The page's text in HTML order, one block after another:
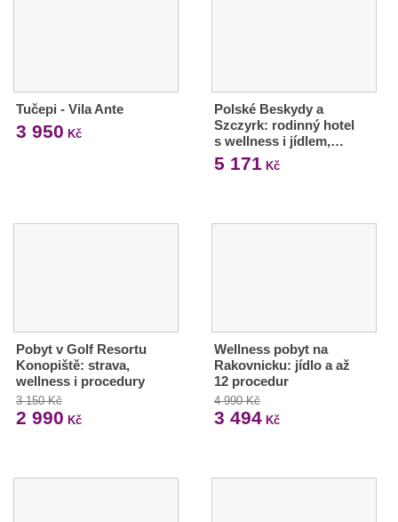
Tučepi - Vila Ante
3 950 Kč
Polské Beskydy a
Szczyrk: rodinný hotel
s wellness i jídlem,…
5 171 Kč
Pobyt v Golf Resortu
Konopiště: strava,
wellness i procedury
3 150 Kč
2 990 Kč
Wellness pobyt na
Rakovnicku: jídlo a až
12 procedur
4 990 Kč
3 494Kč